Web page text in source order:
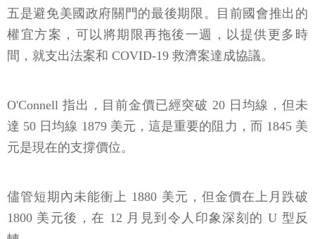
五是避免美國政府關門的最後期限。目前國會推出的
權宜方案，可以將期限再拖後一週，以提供更多時
間，就支出法案和 COVID-19 救濟案達成協議。
O'Connell 指出，目前金價已經突破 20 日均線，但未
達 50 日均線 1879 美元，這是重要的阻力，而 1845 美
元是現在的支撐價位。
儘管短期內未能衝上 1880 美元，但金價在上月跌破
1800 美元後，在 12 月見到令人印象深刻的 U 型反